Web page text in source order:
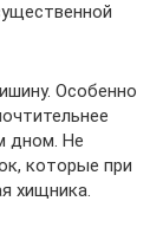
Особенно
дном. Не
которые при
хищника.